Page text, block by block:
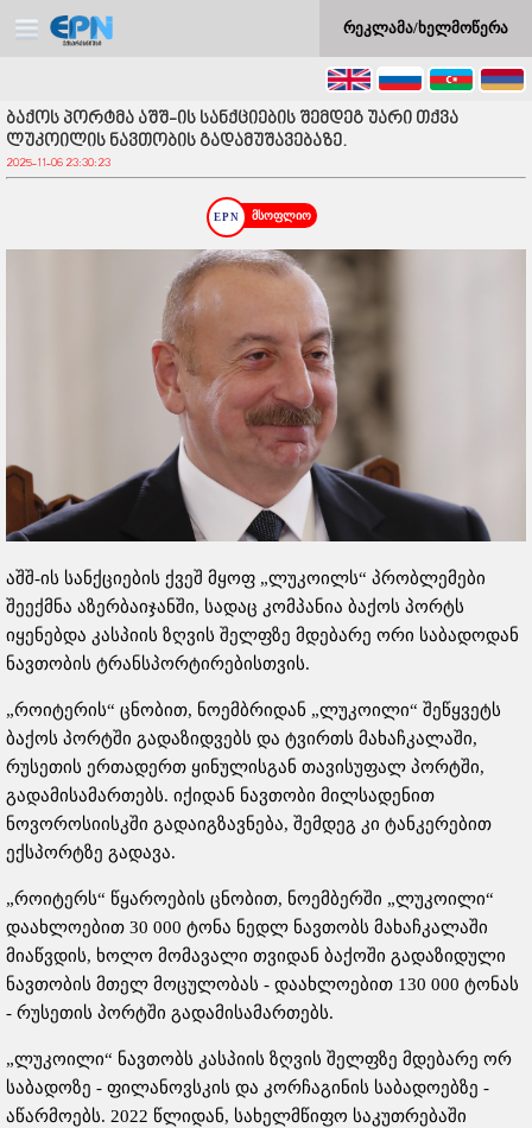
რეკლამა/ხელმოწერა
ბაქოს პორტმა აშშ-ის სანქციების შემდეგ უარი თქვა
ლუკოილის ნავთობის გადამუშავებაზე.
2025-11-06 23:30:23
მსოფლიო
აშშ-ის სანქციების ქვეშ მყოფ „ლუკოილს“ პრობლემები
შეექმნა აზერბაიჯანში, სადაც კომპანია ბაქოს პორტს
იყენებდა კასპიის ზღვის შელფზე მდებარე ორი საბადოდან
ნავთობის ტრანსპორტირებისთვის.
„როიტერის“ ცნობით, ნოემბრიდან „ლუკოილი“ შეწყვეტს
ბაქოს პორტში გადაზიდვებს და ტვირთს მახაჩკალაში,
რუსეთის ერთადერთ ყინულისგან თავისუფალ პორტში,
გადამისამართებს. იქიდან ნავთობი მილსადენით
ნოვოროსიისკში გადაიგზავნება, შემდეგ კი ტანკერებით
ექსპორტზე გადავა.
„როიტერს“ წყაროების ცნობით, ნოემბერში „ლუკოილი“
დაახლოებით 30 000 ტონა ნედლ ნავთობს მახაჩკალაში
მიაწვდის, ხოლო მომავალი თვიდან ბაქოში გადაზიდული
ნავთობის მთელ მოცულობას - დაახლოებით 130 000 ტონას
- რუსეთის პორტში გადამისამართებს.
„ლუკოილი“ ნავთობს კასპიის ზღვის შელფზე მდებარე ორ
საბადოზე - ფილანოვსკის და კორჩაგინის საბადოებზე -
აწარმოებს. 2022 წლიდან, სახელმწიფო საკუთრებაში